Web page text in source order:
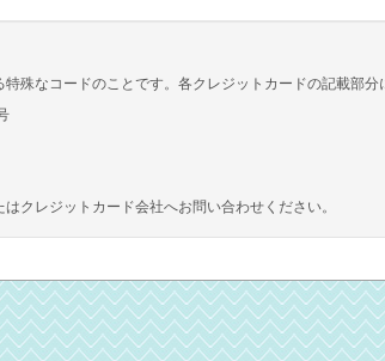
なコードのことです。各クレジットカードの記載部分
クレジットカード会社へお問い合わせください。